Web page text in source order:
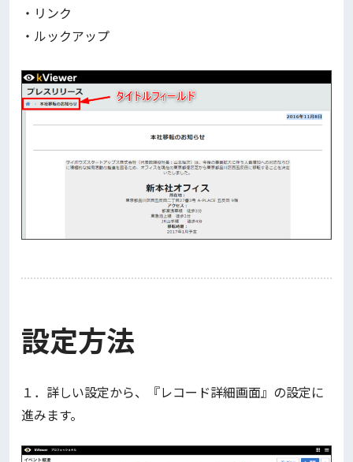
・リンク
・ルックアップ
設定方法
１．詳しい設定から、『レコード詳細画面』の設定に
進みます。